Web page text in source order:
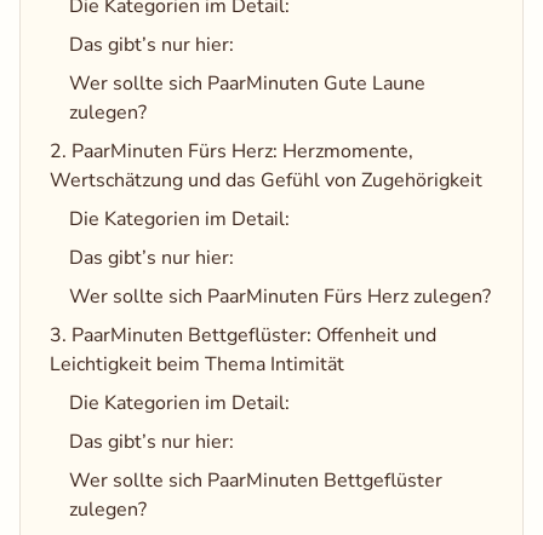
Die Kategorien im Detail:
Das gibt’s nur hier:
Wer sollte sich PaarMinuten Gute Laune
zulegen?
2. PaarMinuten Fürs Herz: Herzmomente,
Wertschätzung und das Gefühl von Zugehörigkeit
Die Kategorien im Detail:
Das gibt’s nur hier:
Wer sollte sich PaarMinuten Fürs Herz zulegen?
3. PaarMinuten Bettgeflüster: Offenheit und
Leichtigkeit beim Thema Intimität
Die Kategorien im Detail:
Das gibt’s nur hier:
Wer sollte sich PaarMinuten Bettgeflüster
zulegen?